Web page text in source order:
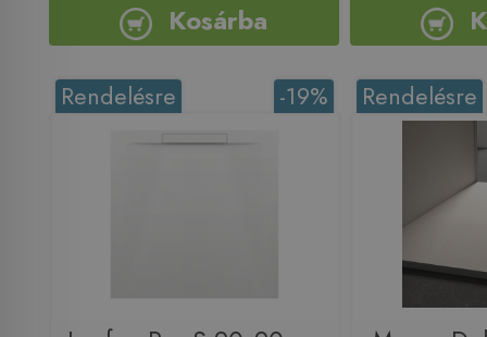
Kosárba
-19%
Rendelésre Rendelésre